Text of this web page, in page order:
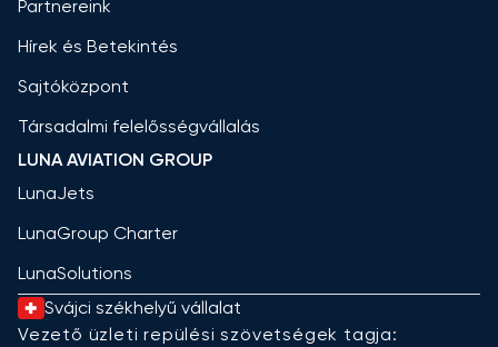
Partnereink
Hírek és Betekintés
Sajtóközpont
Társadalmi felelősségvállalás
LUNA AVIATION GROUP
LunaJets
LunaGroup Charter
LunaSolutions
Svájci székhelyű vállalat
Vezető üzleti repülési szövetségek tagja: